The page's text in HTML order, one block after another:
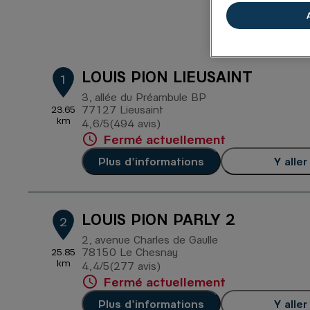
23
1
23.65
km
LOUIS PION LIEUSAINT
3, allée du Préambule BP
77127 Lieusaint
4,6/5 Note de 4.6 sur 5
(494 avis)
Fermé actuellement
Plus d'informations Y aller
2
25.85
km
LOUIS PION PARLY 2
2, avenue Charles de Gaulle
78150 Le Chesnay
4,4/5 Note de 4.4 sur 5
(277 avis)
Fermé actuellement
Plus d'informations Y aller